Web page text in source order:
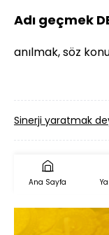
Adı geçmek
anılmak, söz
Sinerji yaratmak
Ana Sayfa